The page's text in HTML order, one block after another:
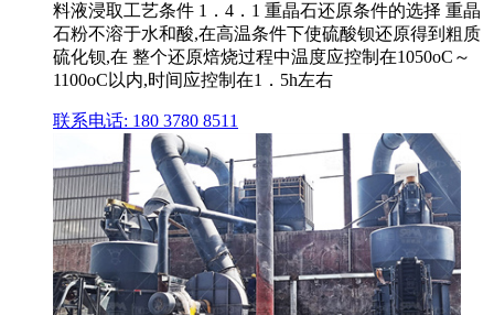
料液浸取工艺条件 1．4．1 重晶石还原条件的选择 重晶
石粉不溶于水和酸,在高温条件下使硫酸钡还原得到粗质
硫化钡,在 整个还原焙烧过程中温度应控制在1050oC～
1100oC以内,时间应控制在1．5h左右
联系电话: 180 3780 8511